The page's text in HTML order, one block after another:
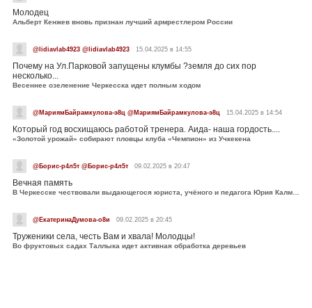
Молодец
Альберт Кенжев вновь признан лучший армрестлером России
@lidiavlab4923 @lidiavlab4923 15.04.2025 в 14:55
Почему на Ул.Парковой запущены клумбы ?земля до сих пор
несколько...
Весеннее озеленение Черкесска идет полным ходом
@МариямБайрамкулова-э8ц @МариямБайрамкулова-э8ц 15.04.2025 в 14:54
Который год восхищаюсь работой тренера. Аида- наша гордость....
«Золотой урожай» собирают пловцы клуба «Чемпион» из Учкекена
@Борис-р4л5т @Борис-р4л5т 09.02.2025 в 20:47
Вечная память
В Черкесске чествовали выдающегося юриста, учёного и педагога Юрия Калмыкова
@ЕкатеринаДумова-о8и 09.02.2025 в 20:45
Труженики села, честь Вам и хвала! Молодцы!
Во фруктовых садах Таллыка идет активная обработка деревьев